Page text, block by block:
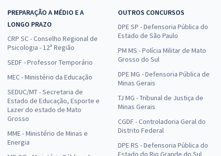
PREPARAÇÃO A MÉDIO E A
LONGO PRAZO
CRP SC - Conselho Regional de
Psicologia - 12ª Região
SEDF - Professor Temporário
MEC - Ministério da Educação
SEDUC/MT - Secretaria de
Estado de Educação, Esporte e
Lazer do estado de Mato
Grosso
MME - Ministério de Minas e
Energia
OUTROS CONCURSOS
DPE SP - Defensoria Pública do
Estado de São Paulo
PM MS - Polícia Militar de Mato
Grosso do Sul
DPE MG - Defensoria Pública de
Minas Gerais
TJ MG - Tribunal de Justiça de
Minas Gerais
CGDF - Controladoria Geral do
Distrito Federal
DPE RS - Defensoria Pública do
Estado do Rio Grande do Sul